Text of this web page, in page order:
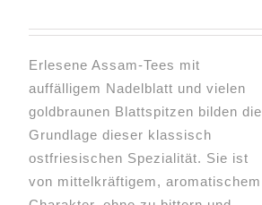
Erlesene Assam-Tees mit
auffälligem Nadelblatt und vielen
goldbraunen Blattspitzen bilden die
Grundlage dieser klassisch
ostfriesischen Spezialität. Sie ist
von mittelkräftigem, aromatischem